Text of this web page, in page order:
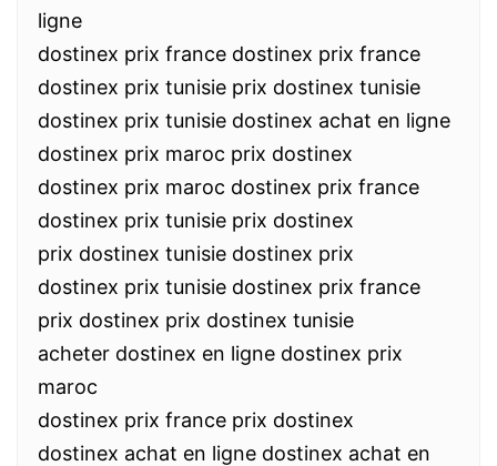
ligne
dostinex prix france dostinex prix france
dostinex prix tunisie prix dostinex tunisie
dostinex prix tunisie dostinex achat en ligne
dostinex prix maroc prix dostinex
dostinex prix maroc dostinex prix france
dostinex prix tunisie prix dostinex
prix dostinex tunisie dostinex prix
dostinex prix tunisie dostinex prix france
prix dostinex prix dostinex tunisie
acheter dostinex en ligne dostinex prix
maroc
dostinex prix france prix dostinex
dostinex achat en ligne dostinex achat en